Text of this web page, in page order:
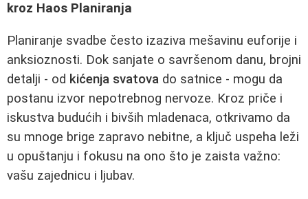
kroz Haos Planiranja
Planiranje svadbe često izaziva mešavinu euforije i
anksioznosti. Dok sanjate o savršenom danu, brojni
detalji - od kićenja svatova do satnice - mogu da
postanu izvor nepotrebnog nervoze. Kroz priče i
iskustva budućih i bivših mladenaca, otkrivamo da
su mnoge brige zapravo nebitne, a ključ uspeha leži
u opuštanju i fokusu na ono što je zaista važno:
vašu zajednicu i ljubav.